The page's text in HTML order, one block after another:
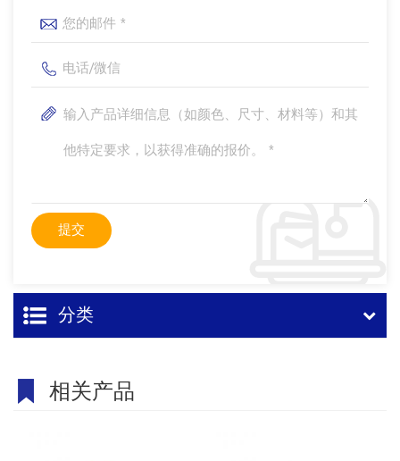
分类
相关产品